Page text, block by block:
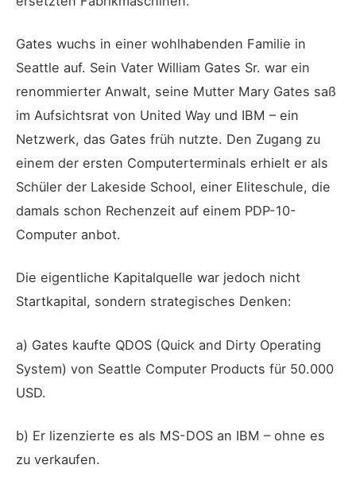
Gates wuchs in einer wohlhabenden Familie in
Seattle auf. Sein Vater William Gates Sr. war ein
renommierter Anwalt, seine Mutter Mary Gates saß
im Aufsichtsrat von United Way und IBM – ein
Netzwerk, das Gates früh nutzte. Den Zugang zu
einem der ersten Computerterminals erhielt er als
Schüler der Lakeside School, einer Eliteschule, die
damals schon Rechenzeit auf einem PDP-10-
Computer anbot.
Die eigentliche Kapitalquelle war jedoch nicht
Startkapital, sondern strategisches Denken:
a) Gates kaufte QDOS (Quick and Dirty Operating
System) von Seattle Computer Products für 50.000
USD.
b) Er lizenzierte es als MS-DOS an IBM – ohne es
zu verkaufen.